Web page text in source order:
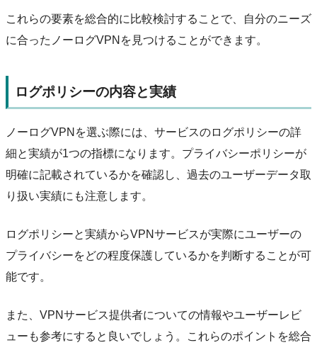
これらの要素を総合的に比較検討することで、自分のニーズ
に合ったノーログVPNを見つけることができます。
ログポリシーの内容と実績
ノーログVPNを選ぶ際には、サービスのログポリシーの詳
細と実績が1つの指標になります。プライバシーポリシーが
明確に記載されているかを確認し、過去のユーザーデータ取
り扱い実績にも注意します。
ログポリシーと実績からVPNサービスが実際にユーザーの
プライバシーをどの程度保護しているかを判断することが可
能です。
また、VPNサービス提供者についての情報やユーザーレビ
ューも参考にすると良いでしょう。これらのポイントを総合